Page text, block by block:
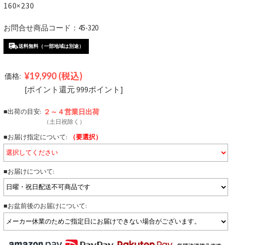
160×230
お問合せ商品コード：45-320
送料無料（一部地域は別途）
価格: ¥19,990 (税込)
[ポイント還元 999ポイント]
■出荷の目安: ２～４営業日出荷
（土日祝除く）
■お届け指定について: （要選択）
■お届けについて:
■お盆前後のお届けについて: